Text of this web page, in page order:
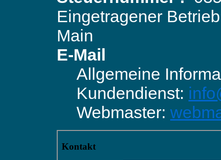
Eingetragener
Main
E-Mail
Allgemeine
Kundendienst:
Webmaster: